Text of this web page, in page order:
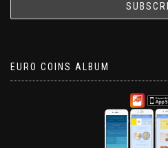
EURO COINS ALBUM